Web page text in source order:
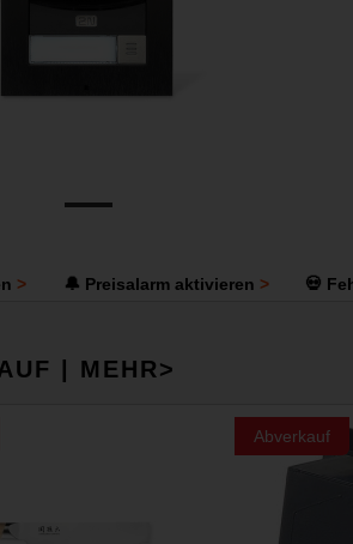
🔔 Preisalarm aktivieren 💀
| MEHR>
Abverkauf